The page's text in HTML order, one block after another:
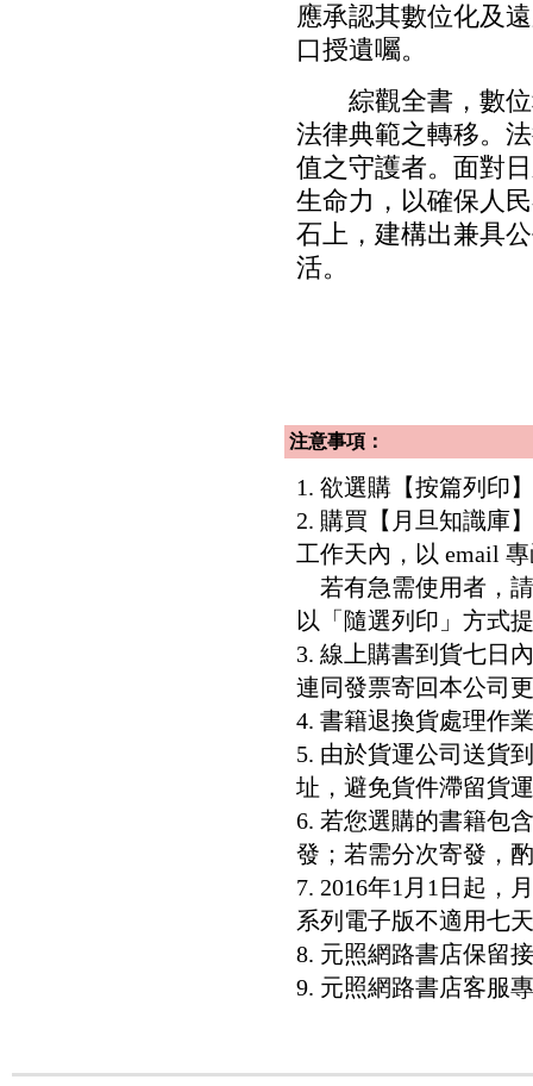
應承認其數位化及
口授遺囑。
綜觀全書，數位
法律典範之轉移。
值之守護者。面對
生命力，以確保人
石上，建構出兼具
活。
注意事項：
1. 欲選購【按篇列印
2. 購買【月旦知識庫
工作天內，以 email
若有急需使用者，請
以「隨選列印」方式
3. 線上購書到貨七日
連同發票寄回本公司
4. 書籍退換貨處理作
5. 由於貨運公司送貨
址，避免貨件滯留貨
6. 若您選購的書籍包
發；若需分次寄發，
7. 2016年1月1日起，
系列電子版不適用七
8. 元照網路書店保留
9. 元照網路書店客服